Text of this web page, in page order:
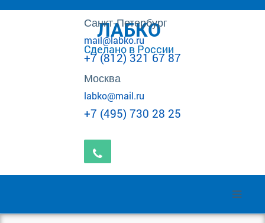
ЛАБКО
Сделано в России
Санкт-Петербург
mail@labko.ru
+7 (812) 321 67 87
Москва
labko@mail.ru
+7 (495) 730 28 25